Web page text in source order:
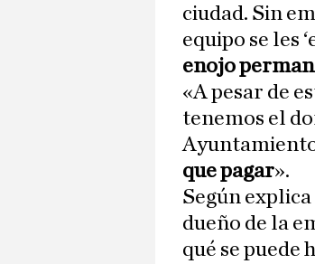
ciudad. Sin
equipo se les
enojo
«A pesar de
tenemos el
que pagar».
Según
dueño de la
qué se puede